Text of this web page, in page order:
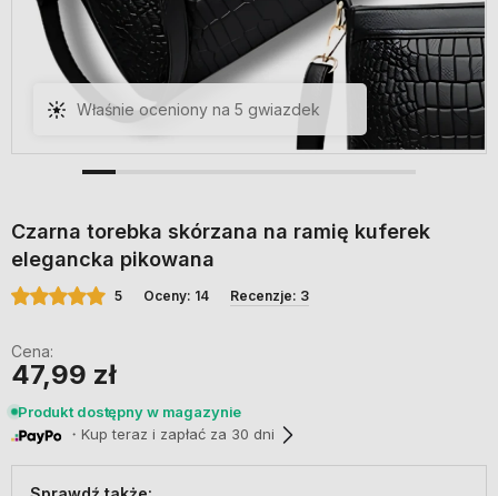
3 pozytywnych recenzji
Czarna torebka skórzana na ramię kuferek
elegancka pikowana
5 Oceny: 14 Recenzje: 3
Cena:
47,99 zł
Produkt dostępny w magazynie
・Kup teraz i zapłać za 30 dni